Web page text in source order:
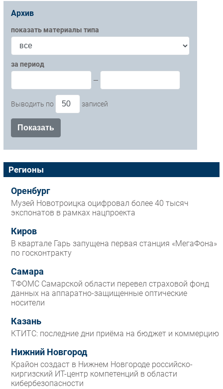
Архив
показать материалы типа
за период
—
Выводить по записей
Регионы
Оренбург
Музей Новотроицка оцифровал более 40 тысяч
экспонатов в рамках нацпроекта
Киров
В квартале Гарь запущена первая станция «МегаФона»
по госконтракту
Самара
ТФОМС Самарской области перевел страховой фонд
данных на аппаратно-защищенные оптические
носители
Казань
КТИТС: последние дни приёма на бюджет и коммерцию
Нижний Новгород
Крайон создаст в Нижнем Новгороде российско-
киргизский ИТ-центр компетенций в области
кибербезопасности